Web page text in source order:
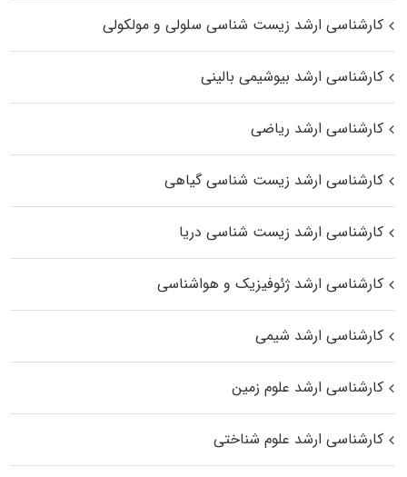
کارشناسی ارشد زیست شناسی سلولی و مولکولی
کارشناسی ارشد بیوشیمی بالینی
کارشناسی ارشد ریاضی
کارشناسی ارشد زیست‌ شناسی گیاهی
کارشناسی ارشد زیست‌ شناسی دریا
کارشناسی ارشد ژئوفیزیک و هواشناسی
کارشناسی ارشد شیمی
کارشناسی ارشد علوم زمین
کارشناسی ارشد علوم شناختی